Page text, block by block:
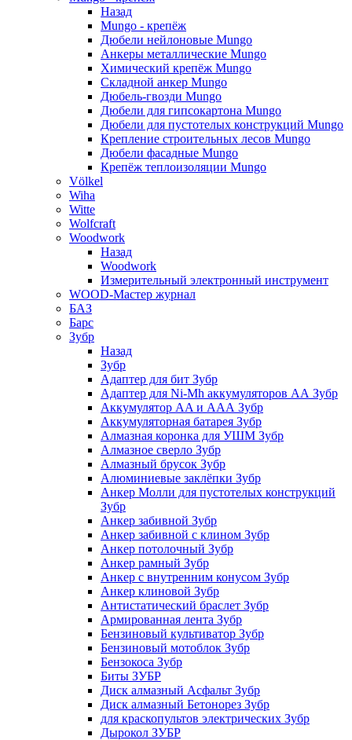
Назад
Mungo - крепёж
Дюбели нейлоновые Mungo
Анкеры металлические Mungo
Химический крепёж Mungo
Складной анкер Mungo
Дюбель-гвозди Mungo
Дюбели для гипсокартона Mungo
Дюбели для пустотелых конструкций Mungo
Крепление строительных лесов Mungo
Дюбели фасадные Mungo
Крепёж теплоизоляции Mungo
Völkel
Wiha
Witte
Wolfcraft
Woodwork
Назад
Woodwork
Измерительный электронный инструмент
WOOD-Мастер журнал
БАЗ
Барс
Зубр
Назад
Зубр
Адаптер для бит Зубр
Адаптер для Ni-Mh аккумуляторов АА Зубр
Аккумулятор AA и ААА Зубр
Аккумуляторная батарея Зубр
Алмазная коронка для УШМ Зубр
Алмазное сверло Зубр
Алмазный брусок Зубр
Алюминиевые заклёпки Зубр
Анкер Молли для пустотелых конструкций
Зубр
Анкер забивной Зубр
Анкер забивной с клином Зубр
Анкер потолочный Зубр
Анкер рамный Зубр
Анкер с внутренним конусом Зубр
Анкер клиновой Зубр
Антистатический браслет Зубр
Армированная лента Зубр
Бензиновый культиватор Зубр
Бензиновый мотоблок Зубр
Бензокоса Зубр
Биты ЗУБР
Диск алмазный Асфальт Зубр
Диск алмазный Бетонорез Зубр
для краскопультов электрических Зубр
Дырокол ЗУБР